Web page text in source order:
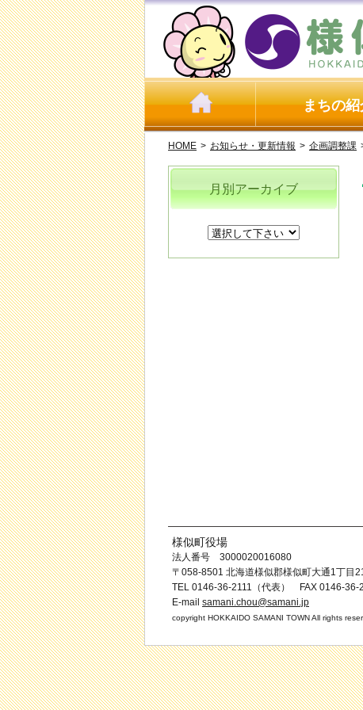
まちの紹
HOME > お知らせ・更新情報 > 企画調整課
月別アーカイブ
様似町役場
法人番号 3000020016080
〒058-8501 北海道様似郡様似町大通1丁目
TEL 0146-36-2111（代表） FAX 0146-36-
E-mail samani.chou@samani.jp
copyright HOKKAIDO SAMANI TOWN All rights